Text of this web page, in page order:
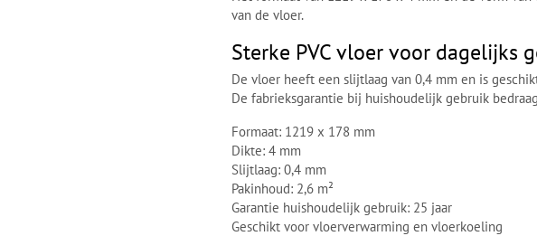
van de vloer.
Sterke PVC vloer voor dagelijks
De vloer heeft een slijtlaag van 0,4 mm en is
De fabrieksgarantie bij huishoudelijk gebruik
Formaat: 1219 x 178 mm
Dikte: 4 mm
Slijtlaag: 0,4 mm
Pakinhoud: 2,6 m²
Garantie huishoudelijk gebruik: 25 jaar
Geschikt voor vloerverwarming en vloerkoeling